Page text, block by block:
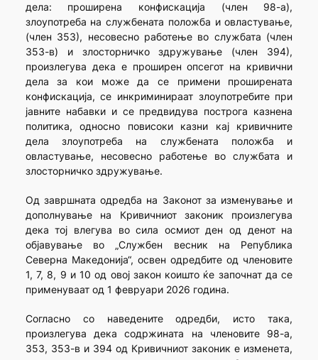
дела: проширена конфискација (член 98-а),
злоупотреба на службената положба и овластување,
(член 353), несовесно работење во службата (член
353-в) и злосторничко здружување (член 394),
произлегува дека е проширен опсегот на кривични
дела за кои може да се примени проширената
конфискација, се инкриминираат злоупотребите при
јавните набавки и се предвидува построга казнена
политика, односно повисоки казни кај кривичните
дела злоупотреба на службената положба и
овластување, несовесно работење во службата и
злосторничко здружување.
Од завршната одредба на Законот за изменување и
дополнување на Кривичниот законик произлегува
дека тој влегува во сила осмиот ден од денот на
објавување во „Службен весник на Република
Северна Македонија“, освен одредбите од членовите
1, 7, 8, 9 и 10 од овој закон коишто ќе започнат да се
применуваат од 1 февруари 2026 година.
Согласно со наведените одредби, исто така,
произлегува дека содржината на членовите 98-а,
353, 353-в и 394 од Кривичниот законик е изменета,